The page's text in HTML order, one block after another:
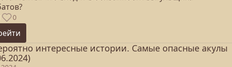
0
интересные истории. Самые опасные акулы